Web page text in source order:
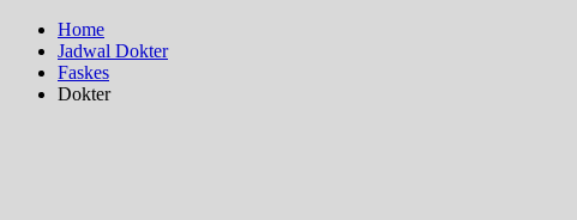
Home
Jadwal Dokter
Faskes
Dokter